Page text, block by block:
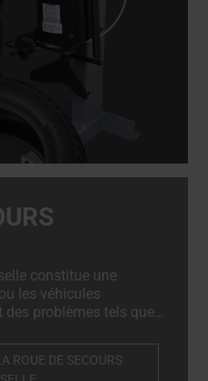
constitue une
les véhicules
des problèmes tels que
à la boulonner sur le
minutes, ce qui
ROUE DE SECOURS